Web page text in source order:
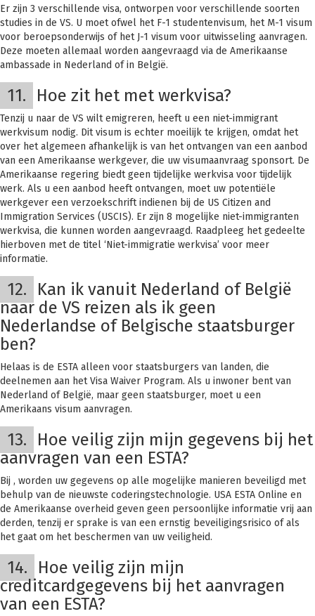
Er zijn 3 verschillende visa, ontworpen voor verschillende soorten
studies in de VS. U moet ofwel het F-1 studentenvisum, het M-1 visum
voor beroepsonderwijs of het J-1 visum voor uitwisseling aanvragen.
Deze moeten allemaal worden aangevraagd via de Amerikaanse
ambassade in Nederland of in België.
11. Hoe zit het met werkvisa?
Tenzij u naar de VS wilt emigreren, heeft u een niet-immigrant
werkvisum nodig. Dit visum is echter moeilijk te krijgen, omdat het
over het algemeen afhankelijk is van het ontvangen van een aanbod
van een Amerikaanse werkgever, die uw visumaanvraag sponsort. De
Amerikaanse regering biedt geen tijdelijke werkvisa voor tijdelijk
werk. Als u een aanbod heeft ontvangen, moet uw potentiële
werkgever een verzoekschrift indienen bij de US Citizen and
Immigration Services (USCIS). Er zijn 8 mogelijke niet-immigranten
werkvisa, die kunnen worden aangevraagd. Raadpleeg het gedeelte
hierboven met de titel ‘Niet-immigratie werkvisa’ voor meer
informatie.
12.
Kan ik vanuit Nederland of België
naar de VS reizen als ik geen
Nederlandse of Belgische staatsburger
ben?
Helaas is de ESTA alleen voor staatsburgers van landen, die
deelnemen aan het Visa Waiver Program. Als u inwoner bent van
Nederland of België, maar geen staatsburger, moet u een
Amerikaans visum aanvragen.
13.
Hoe veilig zijn mijn gegevens bij het
aanvragen van een ESTA?
Bij , worden uw gegevens op alle mogelijke manieren beveiligd met
behulp van de nieuwste coderingstechnologie. USA ESTA Online en
de Amerikaanse overheid geven geen persoonlijke informatie vrij aan
derden, tenzij er sprake is van een ernstig beveiligingsrisico of als
het gaat om het beschermen van uw veiligheid.
14.
Hoe veilig zijn mijn
creditcardgegevens bij het aanvragen
van een ESTA?